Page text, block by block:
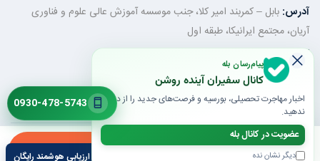
ارزیابی مشاوره
آدرس: بابل – کمربند امیر کلا، جنب موسسه آموزش عالی علوم و فناوری
آریان، مجتمع ایرانیکا، طبقه اول
تلفن ثابت:011-32350320
موبایل / واتساپ: 0930-478-5743
ایمیل:saroshanbbl@gmail.com
© 1405 تمام حقوق محفوظ است | طراحی و توسعه توسط گروه فنی و مهندسی
0930-478-5743
ارزیابی هوشمند رایگان
پیام‌رسان بله
کانال سفیران آینده روشن
اخبار مهاجرت تحصیلی، بورسیه و فرصت‌های جدید را از دست
ندهید.
عضویت در کانال بله
دیگر نشان نده